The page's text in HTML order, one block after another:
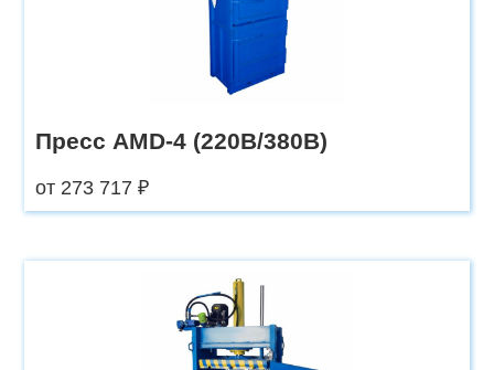
Пресс AMD-4 (220В/380В)
от 273 717 ₽